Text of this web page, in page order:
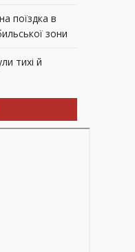
поїздка в
зони
тихі й